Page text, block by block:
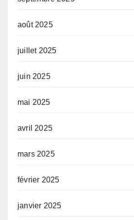
août 2025
juillet 2025
juin 2025
mai 2025
avril 2025
mars 2025
février 2025
janvier 2025